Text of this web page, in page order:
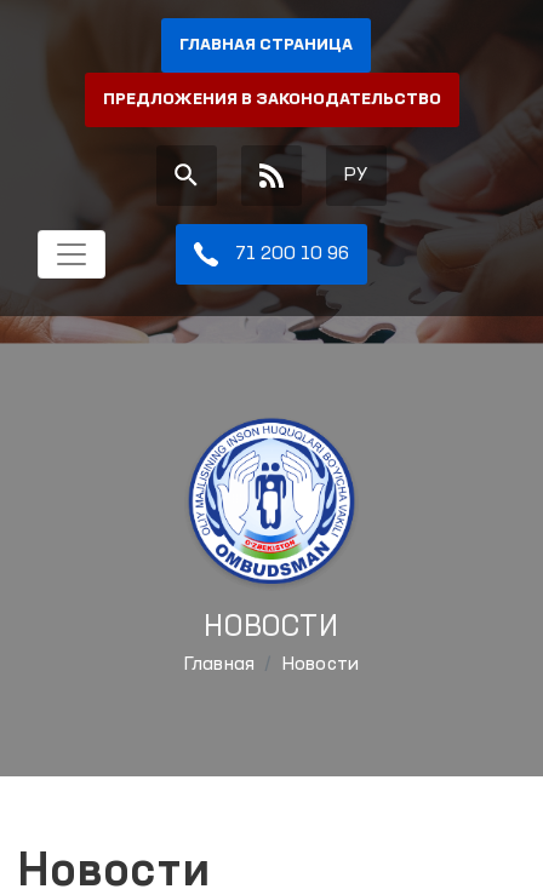
ГЛАВНАЯ СТРАНИЦА
ПРЕДЛОЖЕНИЯ В ЗАКОНОДАТЕЛЬСТВО
РУ
71 200 10 96
НОВОСТИ
Главная Новости
Новости